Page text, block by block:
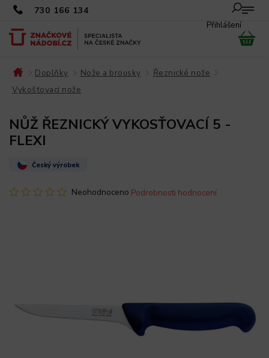
730 166 134
Přihlášení
Doplňky Nože a brousky Řeznické nože
Vykošťovací nože
NŮŽ ŘEZNICKÝ VYKOSŤOVACÍ 5 -
FLEXI
Český výrobek
Neohodnoceno Podrobnosti hodnocení